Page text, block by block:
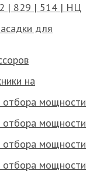
| 829 | 514 | НЦ
для
на